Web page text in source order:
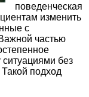
поведенческая
изменить
с
частью
без
подход